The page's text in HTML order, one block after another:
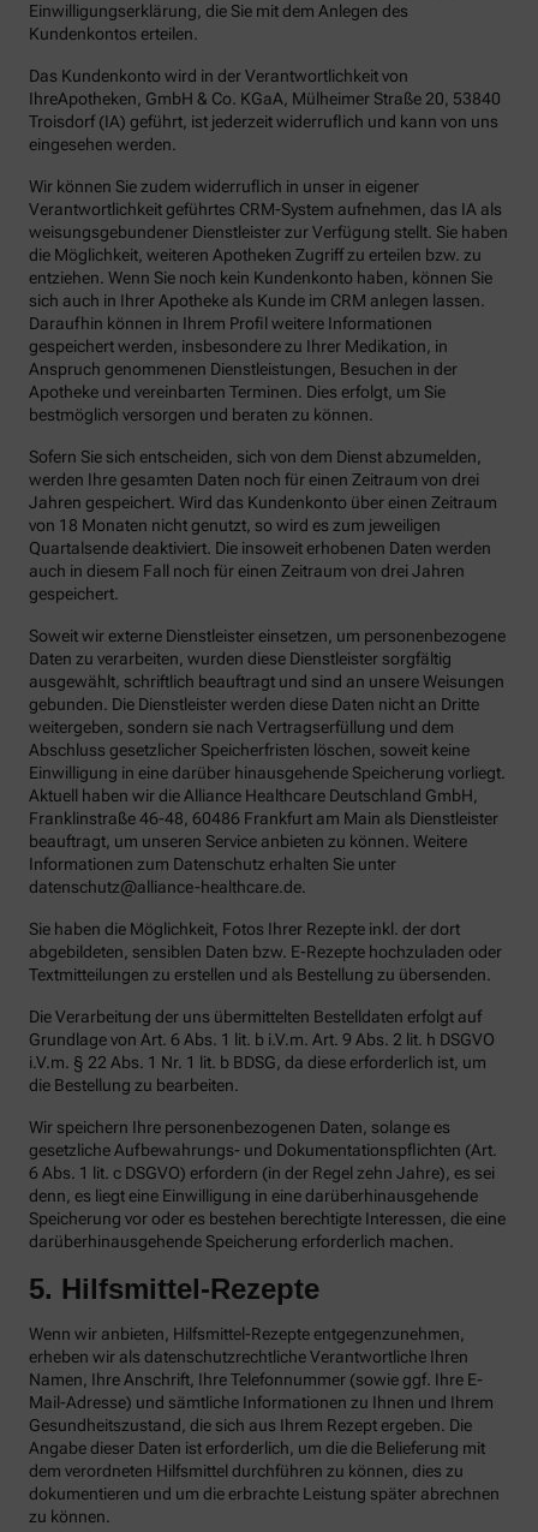
Einwilligungserklärung, die Sie mit dem Anlegen des
Kundenkontos erteilen.
Das Kundenkonto wird in der Verantwortlichkeit von
IhreApotheken, GmbH & Co. KGaA, Mülheimer Straße 20, 53840
Troisdorf (IA) geführt, ist jederzeit widerruflich und kann von uns
eingesehen werden.
Wir können Sie zudem widerruflich in unser in eigener
Verantwortlichkeit geführtes CRM-System aufnehmen, das IA als
weisungsgebundener Dienstleister zur Verfügung stellt. Sie haben
die Möglichkeit, weiteren Apotheken Zugriff zu erteilen bzw. zu
entziehen. Wenn Sie noch kein Kundenkonto haben, können Sie
sich auch in Ihrer Apotheke als Kunde im CRM anlegen lassen.
Daraufhin können in Ihrem Profil weitere Informationen
gespeichert werden, insbesondere zu Ihrer Medikation, in
Anspruch genommenen Dienstleistungen, Besuchen in der
Apotheke und vereinbarten Terminen. Dies erfolgt, um Sie
bestmöglich versorgen und beraten zu können.
Sofern Sie sich entscheiden, sich von dem Dienst abzumelden,
werden Ihre gesamten Daten noch für einen Zeitraum von drei
Jahren gespeichert. Wird das Kundenkonto über einen Zeitraum
von 18 Monaten nicht genutzt, so wird es zum jeweiligen
Quartalsende deaktiviert. Die insoweit erhobenen Daten werden
auch in diesem Fall noch für einen Zeitraum von drei Jahren
gespeichert.
Soweit wir externe Dienstleister einsetzen, um personenbezogene
Daten zu verarbeiten, wurden diese Dienstleister sorgfältig
ausgewählt, schriftlich beauftragt und sind an unsere Weisungen
gebunden. Die Dienstleister werden diese Daten nicht an Dritte
weitergeben, sondern sie nach Vertragserfüllung und dem
Abschluss gesetzlicher Speicherfristen löschen, soweit keine
Einwilligung in eine darüber hinausgehende Speicherung vorliegt.
Aktuell haben wir die Alliance Healthcare Deutschland GmbH,
Franklinstraße 46-48, 60486 Frankfurt am Main als Dienstleister
beauftragt, um unseren Service anbieten zu können. Weitere
Informationen zum Datenschutz erhalten Sie unter
datenschutz@alliance-healthcare.de.
Sie haben die Möglichkeit, Fotos Ihrer Rezepte inkl. der dort
abgebildeten, sensiblen Daten bzw. E-Rezepte hochzuladen oder
Textmitteilungen zu erstellen und als Bestellung zu übersenden.
Die Verarbeitung der uns übermittelten Bestelldaten erfolgt auf
Grundlage von Art. 6 Abs. 1 lit. b i.V.m. Art. 9 Abs. 2 lit. h DSGVO
i.V.m. § 22 Abs. 1 Nr. 1 lit. b BDSG, da diese erforderlich ist, um
die Bestellung zu bearbeiten.
Wir speichern Ihre personenbezogenen Daten, solange es
gesetzliche Aufbewahrungs- und Dokumentationspflichten (Art.
6 Abs. 1 lit. c DSGVO) erfordern (in der Regel zehn Jahre), es sei
denn, es liegt eine Einwilligung in eine darüberhinausgehende
Speicherung vor oder es bestehen berechtigte Interessen, die eine
darüberhinausgehende Speicherung erforderlich machen.
5. Hilfsmittel-Rezepte
Wenn wir anbieten, Hilfsmittel-Rezepte entgegenzunehmen,
erheben wir als datenschutzrechtliche Verantwortliche Ihren
Namen, Ihre Anschrift, Ihre Telefonnummer (sowie ggf. Ihre E-
Mail-Adresse) und sämtliche Informationen zu Ihnen und Ihrem
Gesundheitszustand, die sich aus Ihrem Rezept ergeben. Die
Angabe dieser Daten ist erforderlich, um die die Belieferung mit
dem verordneten Hilfsmittel durchführen zu können, dies zu
dokumentieren und um die erbrachte Leistung später abrechnen
zu können.